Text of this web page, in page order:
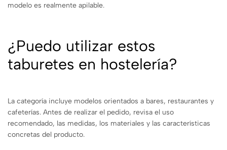
modelo es realmente apilable.
¿Puedo utilizar estos
taburetes en hostelería?
La categoría incluye modelos orientados a bares, restaurantes y
cafeterías. Antes de realizar el pedido, revisa el uso
recomendado, las medidas, los materiales y las características
concretas del producto.